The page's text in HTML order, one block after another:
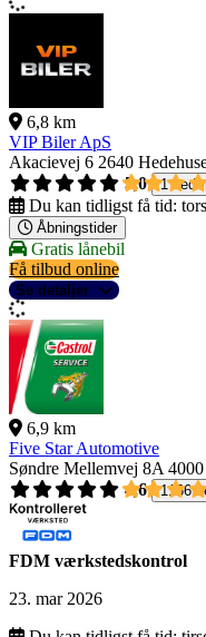
6,8 km
VIP Biler ApS
Akacievej 6 2640
5,0
1
Du kan tidligst få tid:
Åbningstider
Gratis lånebil
Få tilbud online
Se detaljer
6,9 km
Five Star Automotive
Søndre Mellemvej 8A
4,6
1166
FDM værkstedskontrol
23. mar 2026